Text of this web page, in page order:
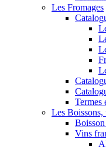
Les Fromages
Termes
Les Boissons,
Vins